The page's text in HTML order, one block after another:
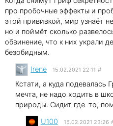
про пробочные эффекты и
этой прививкой, мир узнаёт
но и поймёт сколько
обвинение, что к них украли
безобидным.
Irene 15.02.2021 22:11 #
Кстати, а куда подевалась
мечта, не надо ходить в
природы. Сидит где-то,
U100 15.02.2021 23:26